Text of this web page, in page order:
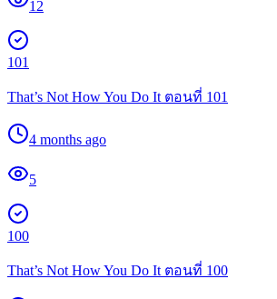
12
101
That’s Not How You Do It ตอนที่ 101
4 months ago
5
100
That’s Not How You Do It ตอนที่ 100